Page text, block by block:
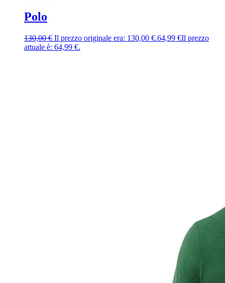
Polo
130,00€ Il prezzo originale era: 130,00 €.64,99 €Il prezzo
attuale è: 64,99 €.